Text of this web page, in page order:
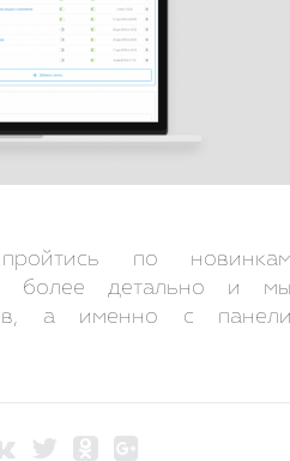
по
более детально и
а именно с